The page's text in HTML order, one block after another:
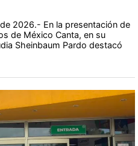
2026.- En la presentación de
de México Canta, en su
Sheinbaum Pardo destacó